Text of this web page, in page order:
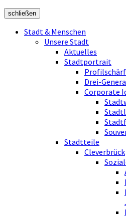
schließen
Stadt & Menschen
Unsere Stadt
Aktuelles
Stadtportrait
Drei-
Corporate
Stadtteile
Cleverbrück